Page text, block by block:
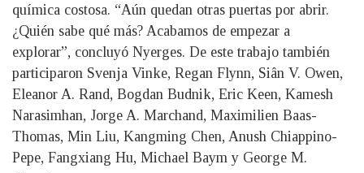
química costosa. “Aún quedan otras puertas por abrir.
¿Quién sabe qué más? Acabamos de empezar a
explorar”, concluyó Nyerges. De este trabajo también
participaron Svenja Vinke, Regan Flynn, Siân V. Owen,
Eleanor A. Rand, Bogdan Budnik, Eric Keen, Kamesh
Narasimhan, Jorge A. Marchand, Maximilien Baas-
Thomas, Min Liu, Kangming Chen, Anush Chiappino-
Pepe, Fangxiang Hu, Michael Baym y George M.